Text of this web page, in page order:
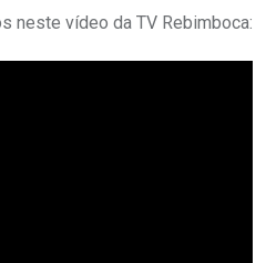
neste vídeo da TV Rebimboca: